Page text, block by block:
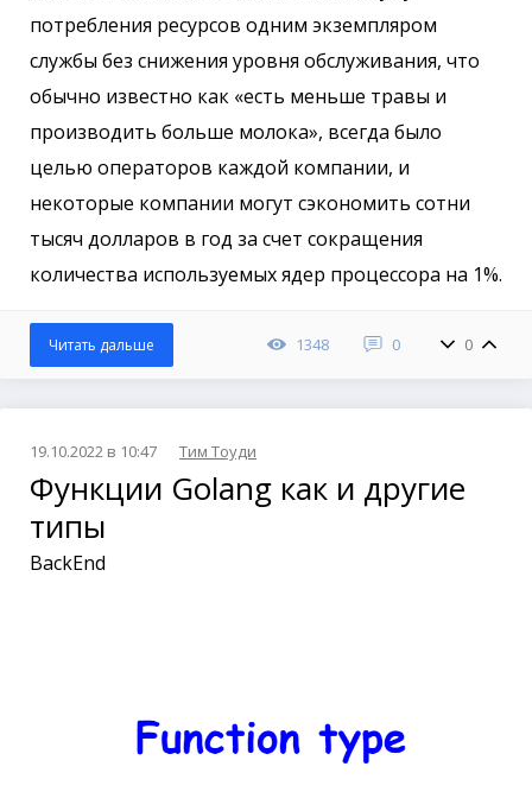
потребления ресурсов одним экземпляром
службы без снижения уровня обслуживания, что
обычно известно как «есть меньше травы и
производить больше молока», всегда было
целью операторов каждой компании, и
некоторые компании могут сэкономить сотни
тысяч долларов в год за счет сокращения
количества используемых ядер процессора на 1%.
1348 0 0
Читать дальше
19.10.2022 в 10:47 Тим Тоуди
Функции Golang как и другие
типы
BackEnd